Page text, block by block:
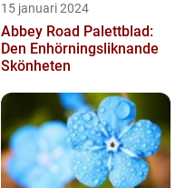
15 januari 2024
Abbey Road Palettblad:
Den Enhörningsliknande
Skönheten